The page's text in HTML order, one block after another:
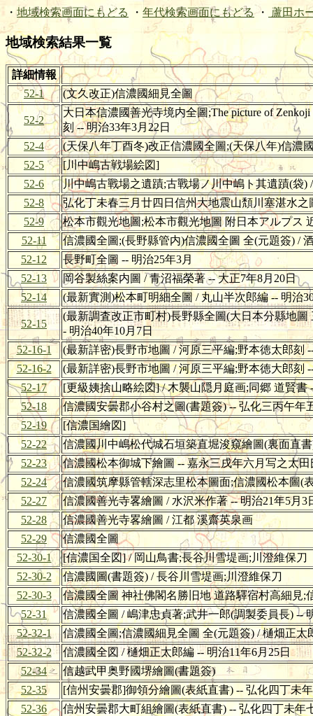
・ 地域検索画面にもどる ・ 年代検索画面にもどる・ 蘆田ホ
地域検索結果一覧
詳細情報
52-1
(文久改正)信濃國細見全圖
52-2
大日本信濃國善光寺境内全圖;The picture of
刻 -- 明治33年3月22日
52-4
(天保八年丁酉冬)改正信濃國全圖;(天保八年)信濃
52-5
[川中嶋古戦場絵図]
52-6
川中嶋古戰場之遺蹟;古戰場ノ川中嶋ト其遺蹟(袋)
52-8
弘化丁未春三月廿四日信州大地震山頽川塞湛水
52-9
松本市觀光地圖;松本市觀光地圖 附日本アルプス
52-11
信濃國全圖;(長野縣管内)信濃國全圖 全(元題簽) /
52-12
長野町全圖 -- 明治25年3月
52-13
岡谷製絲案内圖 / 青沼福榮著 -- 大正7年8月20日
52-14
(最新實測)松本町明細全圖 / 丸山半次郎編 -- 明治
52-15
(最新調査改正市町村)長野縣全圖(大日本分縣地
- 明治40年10月7日
52-16-1
(最新詳密)長野市地圖 / 河原三平編;野本徳太郎刻
52-16-2
(最新詳密)長野市地圖 / 河原三平編;野本徳大郎刻
52-17
[更級姨捨山略絵図] / 木襲山隠月庭画;同郷 道賢書
52-18
信濃國安曇郡小谷村之圖(書題簽) -- 弘化三丙午年
52-19
[信濃国繪図]
52-22
信濃國川中嶋松代城石垣築直堀浚窺繪圖(裏面直
52-23
信濃國松本御城下繪圖 -- 嘉永三戌年六月写之太田
52-24
信濃國筑摩縣管轄深志里松本圖面;信濃國松本圖(
52-27
信濃國善光寺畧繪圖 / 水沢米作著 -- 明治21年5月3
52-28
信濃國善光寺畧繪圖 / 江都 溪齋英泉画
52-29
信濃國全圖
52-30-1
[信濃国全図] / 岡山鳥書;長谷川雪堤画;川澄維保刀
52-30-2
信濃國圖(書題簽) / 長谷川雪堤画;川澄維保刀
52-30-3
信濃國全圖 神社佛閣名勝旧地 道路驛宿村高細見;
52-31
信濃國全圖 / 嶋津忠貞著;武井一郎(調製委員長) --
52-32-1
信濃國全圖;信濃國細見全圖 全(元題簽) / 樋畑正太
52-32-2
信濃國全図 / 樋畑正太郎編 -- 明治11年6月25日
52-34
信越武甲奥野國堺繪圖(書題簽)
52-35
[信州安曇郡]御領分繪圖(表紙直書) -- 弘化四丁未
52-36
信州安曇郡大町組繪圖(表紙直書) -- 弘化四丁未年